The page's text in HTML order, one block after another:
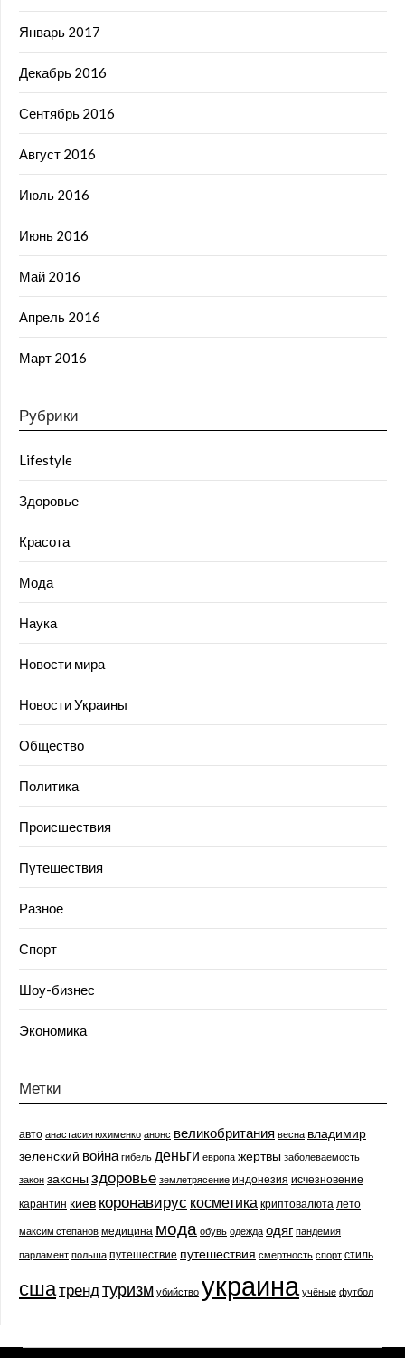
Январь 2017
Декабрь 2016
Сентябрь 2016
Август 2016
Июль 2016
Июнь 2016
Май 2016
Апрель 2016
Март 2016
Рубрики
Lifestyle
Здоровье
Красота
Мода
Наука
Новости мира
Новости Украины
Общество
Политика
Происшествия
Путешествия
Разное
Спорт
Шоу-бизнес
Экономика
Метки
авто анастасия юхименко анонс великобритания весна владимир
зеленский война гибель деньги европа жертвы заболеваемость
закон законыздоровье землетрясение индонезия исчезновение
карантин киев коронавирус косметика криптовалюта лето
максим степанов медицина мода обувь одежда одяг пандемия
парламент польша путешествие путешествия смертность спорт стиль
сшатренд туризм убийство украина учёные футбол